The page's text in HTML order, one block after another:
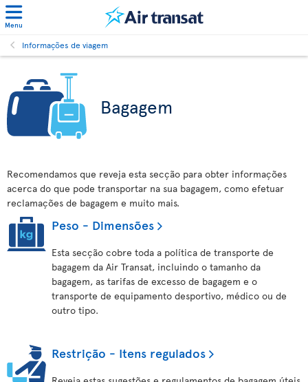
Menu
Informações de viagem
Bagagem
Recomendamos que reveja esta secção para obter informações
acerca do que pode transportar na sua bagagem, como efetuar
reclamações de bagagem e muito mais.
Peso - Dimensões
Esta secção cobre toda a política de transporte de
bagagem da Air Transat, incluindo o tamanho da
bagagem, as tarifas de excesso de bagagem e o
transporte de equipamento desportivo, médico ou de
outro tipo.
Restrição - Itens regulados